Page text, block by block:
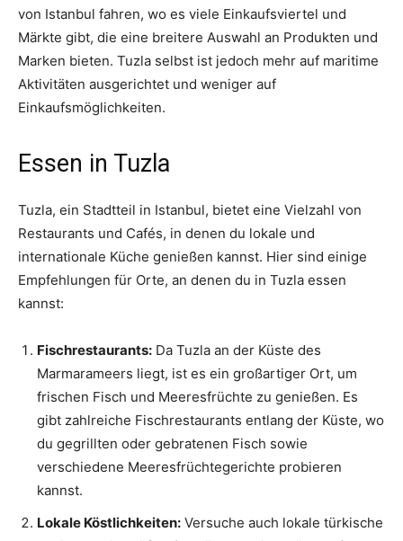
von Istanbul fahren, wo es viele Einkaufsviertel und
Märkte gibt, die eine breitere Auswahl an Produkten und
Marken bieten. Tuzla selbst ist jedoch mehr auf maritime
Aktivitäten ausgerichtet und weniger auf
Einkaufsmöglichkeiten.
Essen in Tuzla
Tuzla, ein Stadtteil in Istanbul, bietet eine Vielzahl von
Restaurants und Cafés, in denen du lokale und
internationale Küche genießen kannst. Hier sind einige
Empfehlungen für Orte, an denen du in Tuzla essen
kannst:
Fischrestaurants: Da Tuzla an der Küste des
Marmarameers liegt, ist es ein großartiger Ort, um
frischen Fisch und Meeresfrüchte zu genießen. Es
gibt zahlreiche Fischrestaurants entlang der Küste, wo
du gegrillten oder gebratenen Fisch sowie
verschiedene Meeresfrüchtegerichte probieren
kannst.
Lokale Köstlichkeiten: Versuche auch lokale türkische